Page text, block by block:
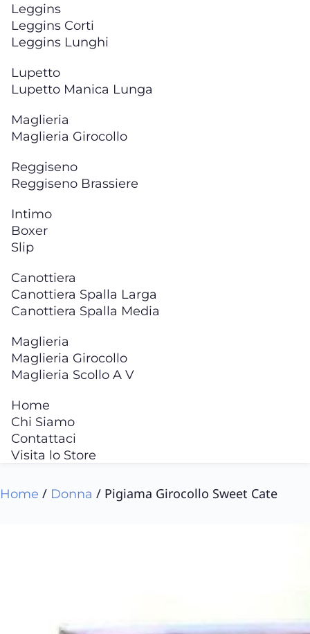
Leggins
Leggins Corti
Leggins Lunghi
Lupetto
Lupetto Manica Lunga
Maglieria
Maglieria Girocollo
Reggiseno
Reggiseno Brassiere
Intimo
Boxer
Slip
Canottiera
Canottiera Spalla Larga
Canottiera Spalla Media
Maglieria
Maglieria Girocollo
Maglieria Scollo A V
Home
Chi Siamo
Contattaci
Visita lo Store
Home / Donna / Pigiama Girocollo Sweet Cate